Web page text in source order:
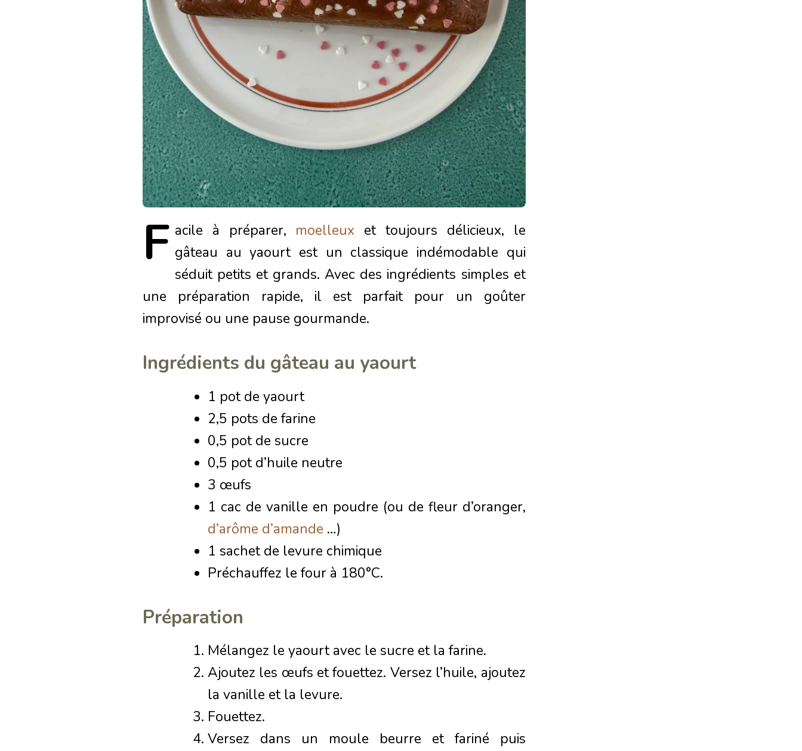
F acile à préparer, moelleux et toujours délicieux, le
gâteau au yaourt est un classique indémodable qui
séduit petits et grands. Avec des ingrédients simples et
une préparation rapide, il est parfait pour un goûter
improvisé ou une pause gourmande.
Ingrédients du gâteau au yaourt
1 pot de yaourt
2,5 pots de farine
0,5 pot de sucre
0,5 pot d’huile neutre
3 œufs
1 cac de vanille en poudre (ou de fleur d’oranger,
d’arôme d’amande …)
1 sachet de levure chimique
Préchauffez le four à 180°C.
Préparation
Mélangez le yaourt avec le sucre et la farine.
Ajoutez les œufs et fouettez. Versez l’huile, ajoutez
la vanille et la levure.
Fouettez.
Versez dans un moule beurre et fariné puis